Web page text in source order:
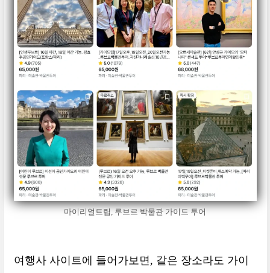
마이리얼트립, 루브르 박물관 가이드 투어
여행사 사이트에 들어가보면, 같은 장소라도 가이